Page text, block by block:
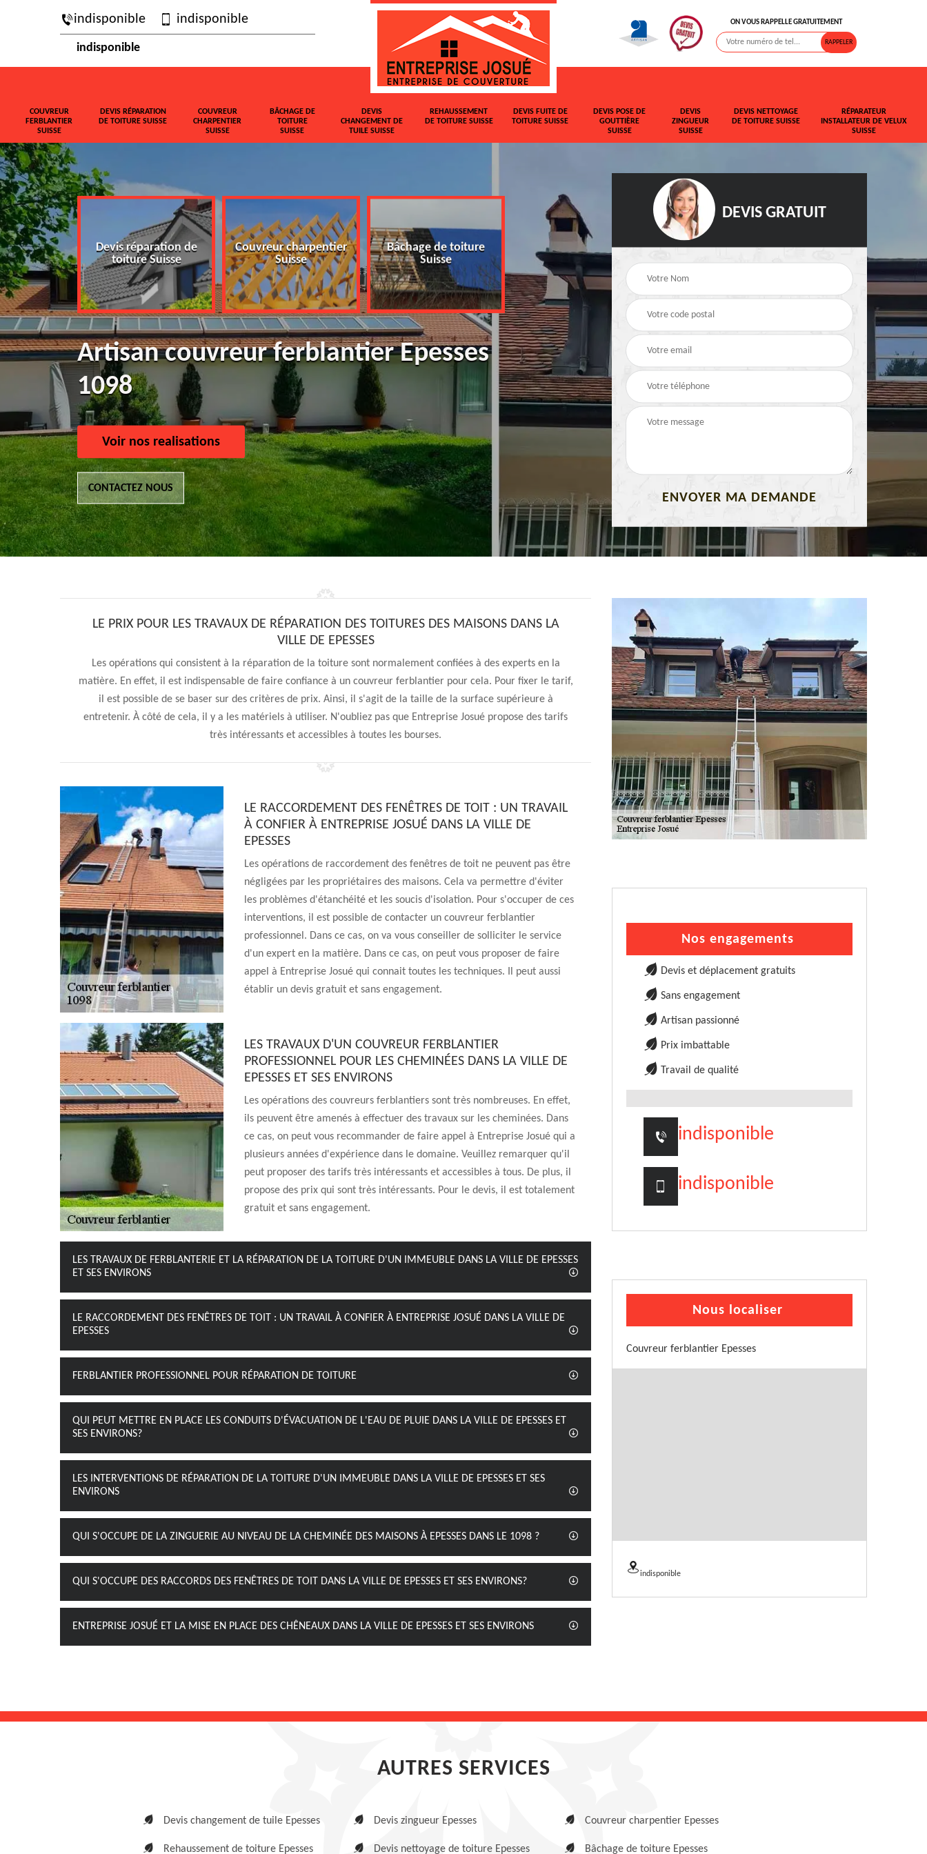
indisponible indisponible
indisponible
ON VOUS RAPPELLE GRATUITEMENT
COUVREUR
FERBLANTIER
SUISSE
DEVIS RÉPARATION
DE TOITURE SUISSE
COUVREUR
CHARPENTIER
SUISSE
BÂCHAGE DE
TOITURE
SUISSE
DEVIS
CHANGEMENT DE
TUILE SUISSE
REHAUSSEMENT
DE TOITURE SUISSE
DEVIS FUITE DE
TOITURE SUISSE
DEVIS POSE DE
GOUTTIÈRE
SUISSE
DEVIS
ZINGUEUR
SUISSE
DEVIS NETTOYAGE
DE TOITURE SUISSE
RÉPARATEUR
INSTALLATEUR DE VELUX
SUISSE
Devis réparation de
toiture Suisse
Couvreur charpentier
Suisse
Bâchage de toiture
Suisse
Devis changement de
tuile Suisse
Rehaussement de
Devis fuite de toiture
Suisse
Artisan couvreur ferblantier Epesses
1098
Voir nos realisations
CONTACTEZ NOUS
DEVIS GRATUIT
LE PRIX POUR LES TRAVAUX DE RÉPARATION DES TOITURES DES MAISONS DANS LA
VILLE DE EPESSES
Les opérations qui consistent à la réparation de la toiture sont normalement confiées à des experts en la
matière. En effet, il est indispensable de faire confiance à un couvreur ferblantier pour cela. Pour fixer le tarif,
il est possible de se baser sur des critères de prix. Ainsi, il s'agit de la taille de la surface supérieure à
entretenir. À côté de cela, il y a les matériels à utiliser. N'oubliez pas que Entreprise Josué propose des tarifs
très intéressants et accessibles à toutes les bourses.
LE RACCORDEMENT DES FENÊTRES DE TOIT : UN TRAVAIL
À CONFIER À ENTREPRISE JOSUÉ DANS LA VILLE DE
EPESSES
Les opérations de raccordement des fenêtres de toit ne peuvent pas être
négligées par les propriétaires des maisons. Cela va permettre d'éviter
les problèmes d'étanchéité et les soucis d'isolation. Pour s'occuper de ces
interventions, il est possible de contacter un couvreur ferblantier
professionnel. Dans ce cas, on va vous conseiller de solliciter le service
d'un expert en la matière. Dans ce cas, on peut vous proposer de faire
appel à Entreprise Josué qui connait toutes les techniques. Il peut aussi
établir un devis gratuit et sans engagement.
LES TRAVAUX D'UN COUVREUR FERBLANTIER
PROFESSIONNEL POUR LES CHEMINÉES DANS LA VILLE DE
EPESSES ET SES ENVIRONS
Les opérations des couvreurs ferblantiers sont très nombreuses. En effet,
ils peuvent être amenés à effectuer des travaux sur les cheminées. Dans
ce cas, on peut vous recommander de faire appel à Entreprise Josué qui a
plusieurs années d'expérience dans le domaine. Veuillez remarquer qu'il
peut proposer des tarifs très intéressants et accessibles à tous. De plus, il
propose des prix qui sont très intéressants. Pour le devis, il est totalement
gratuit et sans engagement.
LES TRAVAUX DE FERBLANTERIE ET LA RÉPARATION DE LA TOITURE D'UN IMMEUBLE DANS LA VILLE DE EPESSES
ET SES ENVIRONS
LE RACCORDEMENT DES FENÊTRES DE TOIT : UN TRAVAIL À CONFIER À ENTREPRISE JOSUÉ DANS LA VILLE DE
EPESSES
FERBLANTIER PROFESSIONNEL POUR RÉPARATION DE TOITURE
QUI PEUT METTRE EN PLACE LES CONDUITS D'ÉVACUATION DE L'EAU DE PLUIE DANS LA VILLE DE EPESSES ET
SES ENVIRONS?
LES INTERVENTIONS DE RÉPARATION DE LA TOITURE D'UN IMMEUBLE DANS LA VILLE DE EPESSES ET SES
ENVIRONS
QUI S'OCCUPE DE LA ZINGUERIE AU NIVEAU DE LA CHEMINÉE DES MAISONS À EPESSES DANS LE 1098 ?
QUI S'OCCUPE DES RACCORDS DES FENÊTRES DE TOIT DANS LA VILLE DE EPESSES ET SES ENVIRONS?
ENTREPRISE JOSUÉ ET LA MISE EN PLACE DES CHÊNEAUX DANS LA VILLE DE EPESSES ET SES ENVIRONS
Nos engagements
Devis et déplacement gratuits
Sans engagement
Artisan passionné
Prix imbattable
Travail de qualité
indisponible
indisponible
Nous localiser
Couvreur ferblantier Epesses
indisponible
AUTRES SERVICES
Devis changement de tuile Epesses
Rehaussement de toiture Epesses
Devis zingueur Epesses
Devis nettoyage de toiture Epesses
Couvreur charpentier Epesses
Bâchage de toiture Epesses